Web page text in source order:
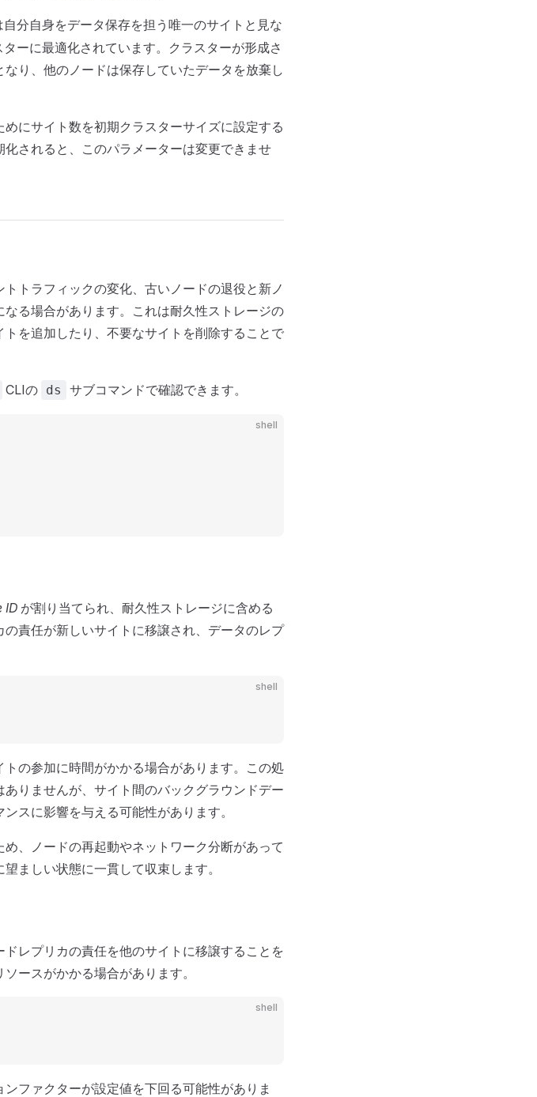
分自身をデータ保存を担う唯一のサイトと見な
ーに最適化されています。クラスターが形成さ
り、他のノードは保存していたデータを放棄し
にサイト数を初期クラスターサイズに設定する
されると、このパラメーターは変更できませ
トラフィックの変化、古いノードの退役と新ノ
る場合があります。これは耐久性ストレージの
を追加したり、不要なサイトを削除することで
CLIの ds サブコマンドで確認できます。
shell
ID が割り当てられ、耐久性ストレージに含める
責任が新しいサイトに移譲され、データのレプ
shell
の参加に時間がかかる場合があります。この処
りませんが、サイト間のバックグラウンドデー
スに影響を与える可能性があります。
、ノードの再起動やネットワーク分断があって
ましい状態に一貫して収束します。
レプリカの責任を他のサイトに移譲することを
ースがかかる場合があります。
shell
ファクターが設定値を下回る可能性がありま